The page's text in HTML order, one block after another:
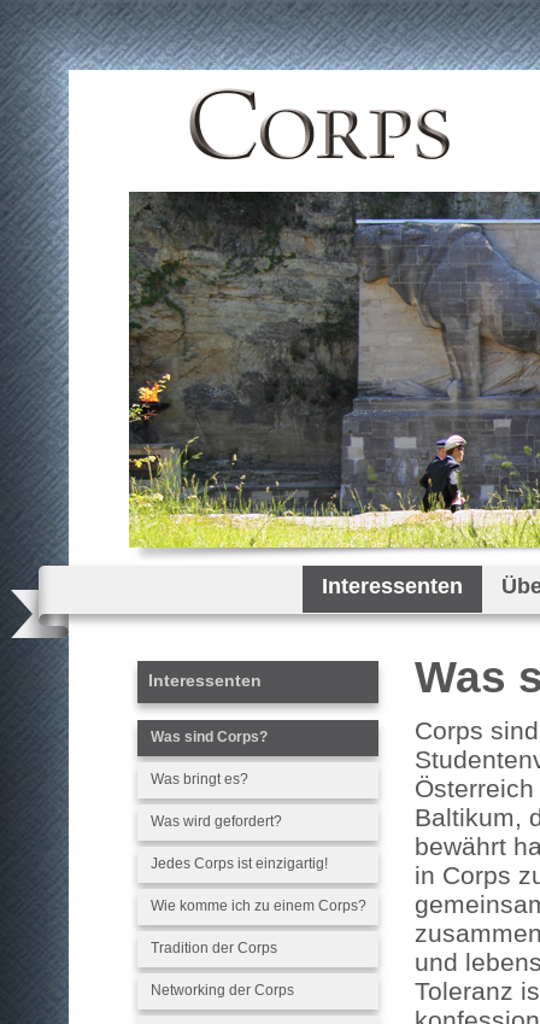
Interessenten
Interessenten
Was sind Corps?
Was bringt es?
Was wird gefordert?
Jedes Corps ist einzigartig!
Wie komme ich zu einem Corps?
Tradition der Corps
Networking der Corps
Was
Corps
Baltikum,
bewährt
in Corps
und
Toleranz